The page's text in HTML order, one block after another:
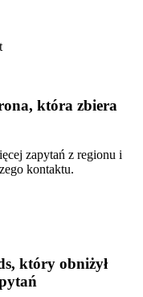
która zbiera
zapytań z regionu i
kontaktu.
który obniżył